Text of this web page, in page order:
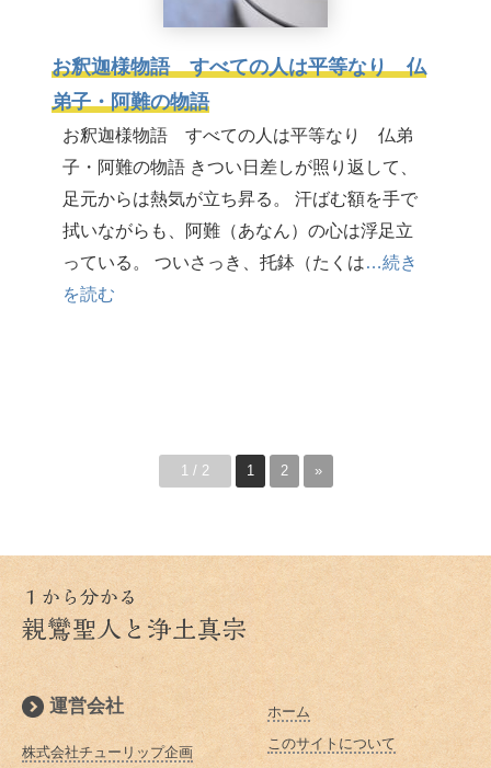
お釈迦様物語 すべての人は平等なり 仏
弟子・阿難の物語
お釈迦様物語 すべての人は平等なり 仏弟
子・阿難の物語 きつい日差しが照り返して、
足元からは熱気が立ち昇る。 汗ばむ額を手で
拭いながらも、阿難（あなん）の心は浮足立
っている。 ついさっき、托鉢（たくは…続き
を読む
1 / 2 1 2 »
運営会社
株式会社チューリップ企画
ホーム
このサイトについて